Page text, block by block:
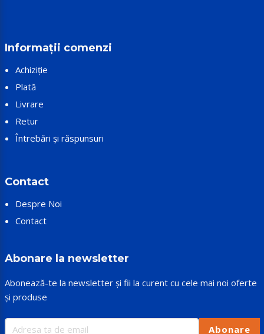
Informații comenzi
Achiziție
Plată
Livrare
Retur
Întrebări și răspunsuri
Contact
Despre Noi
Contact
Abonare la newsletter
Abonează-te la newsletter și fii la curent cu cele mai noi oferte
și produse
Abonare